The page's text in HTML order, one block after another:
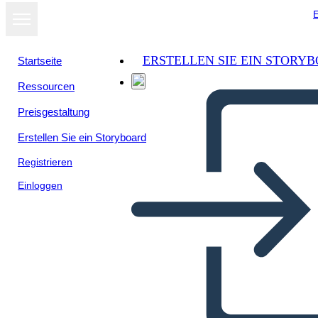
Startseite
Ressourcen
Preisgestaltung
Erstellen Sie ein Storyboard
Registrieren
Einloggen
ERSTELLEN SIE EIN